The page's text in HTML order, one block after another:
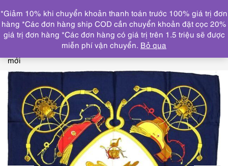
DANH MỤC
Trang chủ THƯƠNG HIỆU NỔI BẬT HERMES
1039-
Khăn lụa-HERMES Springs Ledoux blue scarf-Gần như
mới
*Giảm 10% khi chuyển khoản thanh toán trước 100% giá trị đơn
hàng *Các đơn hàng ship COD cần chuyển khoản đặt cọc 20%
giá trị đơn hàng *Các đơn hàng có giá trị trên 1.5 triệu sẽ được
miễn phí vận chuyển. Bỏ qua